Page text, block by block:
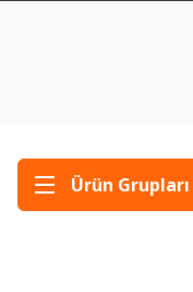
Ürün Grupları